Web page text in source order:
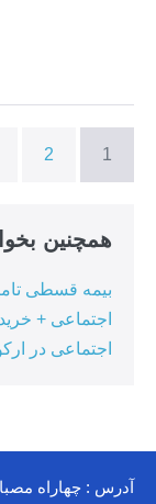
1
2
همچنین
بیمه قسطی
اجتماعی +
اجتماعی در
آدرس : چهاراه